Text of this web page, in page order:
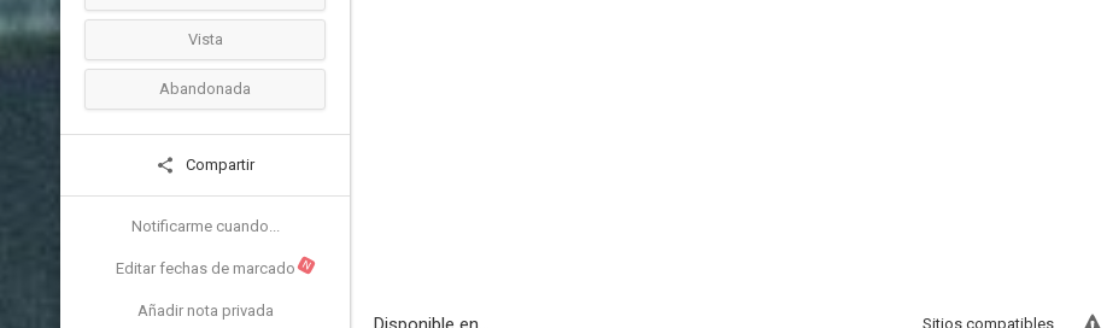
Vista
Abandonada
Compartir
Notificarme cuando...
Editar fechas de marcado N
Añadir nota privada
Sitios compatibles